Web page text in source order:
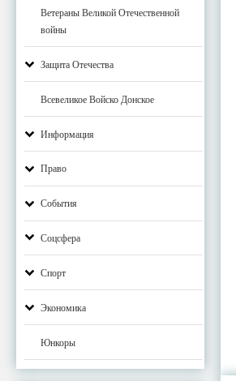
Ветераны Великой Отечественной
войны
Защита Отечества
Всевеликое Войско Донское
Информация
Право
События
Соцсфера
Спорт
Экономика
Юнкоры